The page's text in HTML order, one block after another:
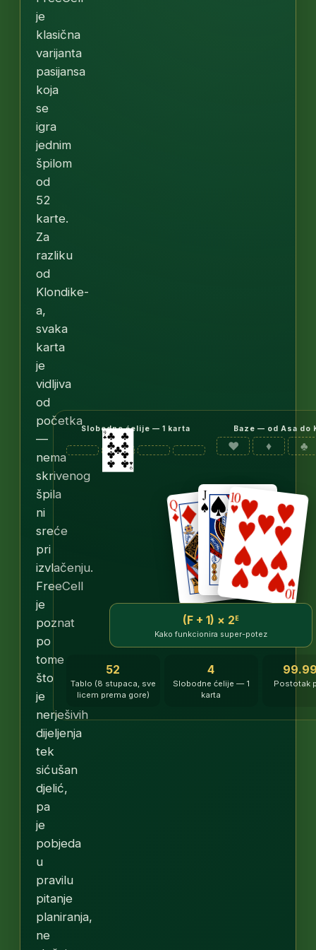
je
klasična
varijanta
pasijansa
koja
se
igra
jednim
špilom
od
52
karte.
Za
razliku
od
Klondike-
a,
svaka
karta
je
vidljiva
od
početka
—
nema
skrivenog
špila
ni
sreće
pri
izvlačenju.
FreeCell
je
poznat
po
tome
što
je
nerješivih
dijeljenja
tek
sićušan
djelić,
pa
je
pobjeda
u
pravilu
pitanje
planiranja,
ne
Slobodne ćelije — 1 karta Baze — od Asa do
♥ ♦ ♣
(F + 1) × 2ᴱ
Kako funkcionira super-potez
52
Tablo (8 stupaca, sve
licem prema gore)
4
Slobodne ćelije — 1
karta
Postotak